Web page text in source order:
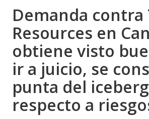
Demanda contra
Resources en
obtiene visto
ir a juicio, se
punta del
respecto a